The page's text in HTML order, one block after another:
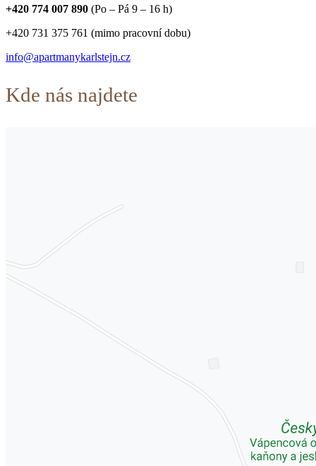
Phone
number:
+420 774 007 890 (Po – Pá 9 – 16 h)
+420 731 375 761 (mimo pracovní dobu)
Email
info@apartmanykarlstejn.cz
Kde nás najdete